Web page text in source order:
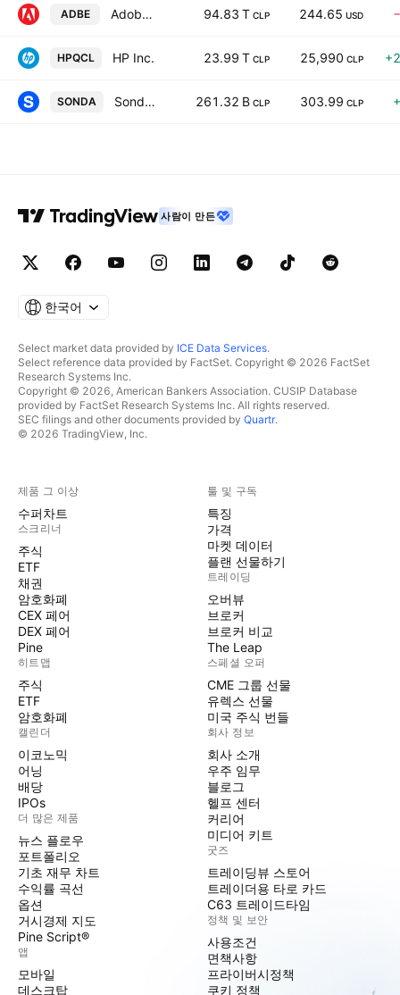
ADBE Adobe Inc. 94.83 T CLP 244.65 USD
HPQCL HP Inc. 23.99 T CLP 25,990 CLP
SONDA Sonda S.A. 261.32 B CLP 303.99 CLP
사람이 만든
한국어
Select market data provided by ICE Data Services.
Select reference data provided by FactSet. Copyright © 2026 FactSet
Research Systems Inc.
Copyright © 2026, American Bankers Association. CUSIP Database
provided by FactSet Research Systems Inc. All rights reserved.
SEC filings and other documents provided by Quartr.
© 2026 TradingView, Inc.
제품 그 이상
수퍼차트
스크리너
주식
ETF
채권
암호화폐
CEX 페어
DEX 페어
Pine
히트맵
주식
ETF
암호화폐
캘린더
이코노믹
어닝
배당
IPOs
더 많은 제품
뉴스 플로우
포트폴리오
기초 재무 차트
수익률 곡선
옵션
거시경제 지도
Pine Script®
앱
모바일
데스크탑
툴 및 구독
특징
가격
마켓 데이터
플랜 선물하기
트레이딩
오버뷰
브로커
브로커 비교
The Leap
스페셜 오퍼
CME 그룹 선물
유렉스 선물
미국 주식 번들
회사 정보
회사 소개
우주 임무
블로그
헬프 센터
커리어
미디어 키트
굿즈
트레이딩뷰 스토어
트레이더용 타로 카드
C63 트레이드타임
정책 및 보안
사용조건
면책사항
프라이버시정책
쿠키 정책